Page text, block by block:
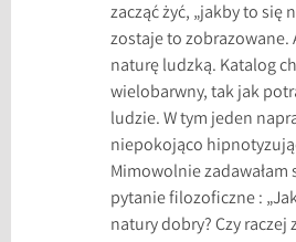
zacząć żyć, „jakby to się
zostaje to
naturę ludzką. Katalog
wielobarwny, tak jak
ludzie. W tym jeden
niepokojąco
Mimowolnie
pytanie filozoficzne :
natury dobry? Czy raczej